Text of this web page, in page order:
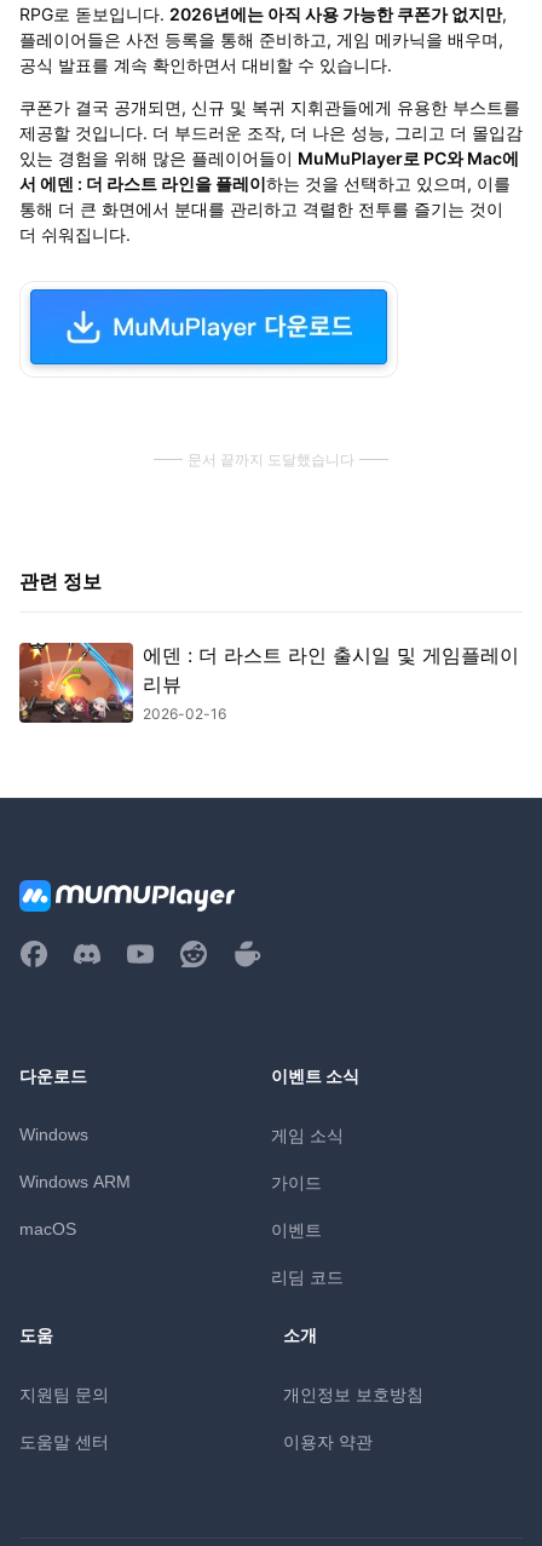
RPG로 돋보입니다. 2026년에는 아직 사용 가능한 쿠폰가 없지만,
플레이어들은 사전 등록을 통해 준비하고, 게임 메카닉을 배우며,
공식 발표를 계속 확인하면서 대비할 수 있습니다.
쿠폰가 결국 공개되면, 신규 및 복귀 지휘관들에게 유용한 부스트를
제공할 것입니다. 더 부드러운 조작, 더 나은 성능, 그리고 더 몰입감
있는 경험을 위해 많은 플레이어들이 MuMuPlayer로 PC와 Mac에
서 에덴 : 더 라스트 라인을 플레이하는 것을 선택하고 있으며, 이를
통해 더 큰 화면에서 분대를 관리하고 격렬한 전투를 즐기는 것이
더 쉬워집니다.
문서 끝까지 도달했습니다
관련 정보
에덴 : 더 라스트 라인 출시일 및 게임플레이
리뷰
2026-02-16
다운로드
Windows
Windows ARM
macOS
이벤트 소식
게임 소식
가이드
이벤트
리딤 코드
도움
지원팀 문의
도움말 센터
소개
개인정보 보호방침
이용자 약관